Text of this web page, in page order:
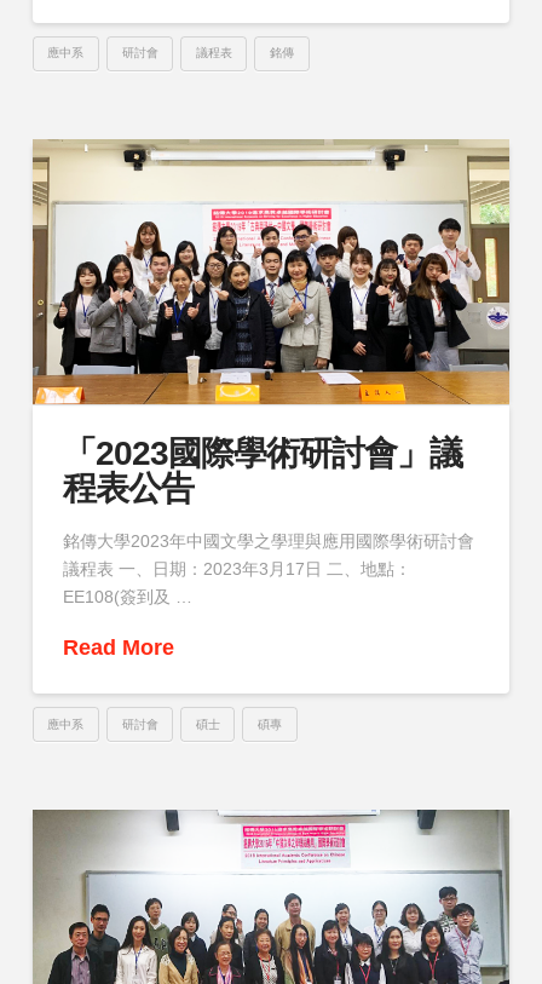
應中系 研討會 議程表 銘傳
「2023國際學術研討會」議
程表公告
銘傳大學2023年中國文學之學理與應用國際學術研討會
議程表 一、日期：2023年3月17日 二、地點：
EE108(簽到及 …
Read More
應中系 研討會 碩士 碩專